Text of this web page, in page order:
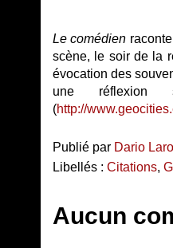
Le comédien
scène, le soir de la
évocation des
une
(http://
Publié par Dario
Libellés : Citations,
Aucun